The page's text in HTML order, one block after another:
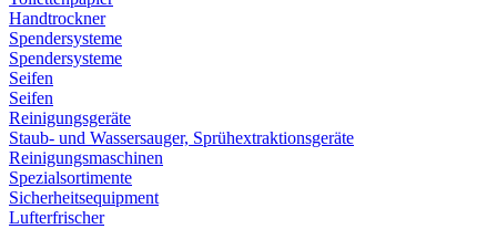
Handtrockner
Spendersysteme
Spendersysteme
Seifen
Seifen
Reinigungsgeräte
Staub- und Wassersauger, Sprühextraktionsgeräte
Reinigungsmaschinen
Spezialsortimente
Sicherheitsequipment
Lufterfrischer